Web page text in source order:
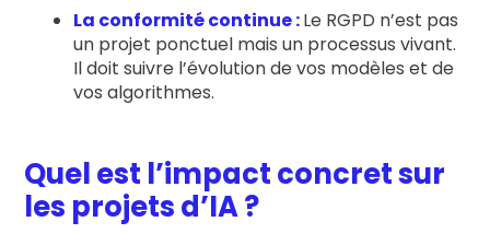
La conformité continue :Le RGPD n’est pas
un projet ponctuel mais un processus vivant.
Il doit suivre l’évolution de vos modèles et de
vos algorithmes.
Quel est l’impact concret sur
les projets d’IA ?